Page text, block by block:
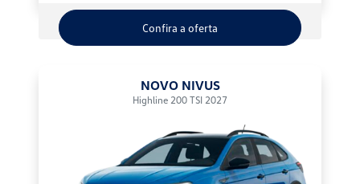
Confira a oferta
NOVO NIVUS
Highline 200 TSI 2027